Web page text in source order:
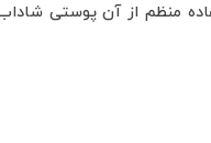
منظم از آن پوستی